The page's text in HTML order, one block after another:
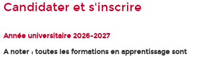
Candidater et s'inscrire
Année universitaire 2026-2027
A noter : toutes les formations en apprentissage sont